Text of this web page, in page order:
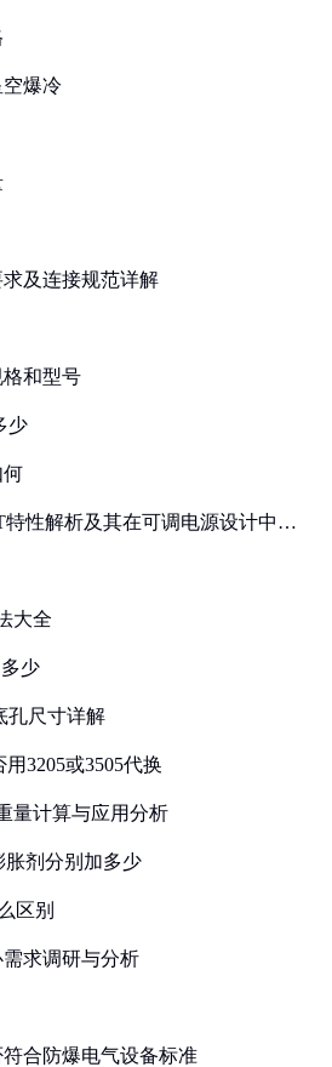
爆冷
及连接规范详解
和型号
少
何
特性解析及其在可调电源设计中的
大全
少
孔尺寸详解
3205或3505代换
量计算与应用分析
胀剂分别加多少
区别
求调研与分析
合防爆电气设备标准